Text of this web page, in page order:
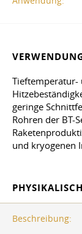
Tieftemperatur-
geringe
Rohren der BT-
und kryogenen
Beschreibung: